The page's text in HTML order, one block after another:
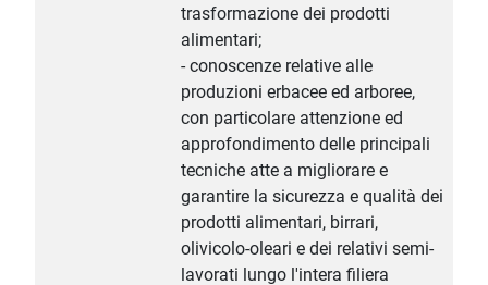
trasformazione dei prodotti
alimentari;
- conoscenze relative alle
produzioni erbacee ed arboree,
con particolare attenzione ed
approfondimento delle principali
tecniche atte a migliorare e
garantire la sicurezza e qualità dei
prodotti alimentari, birrari,
olivicolo-oleari e dei relativi semi-
lavorati lungo l'intera filiera